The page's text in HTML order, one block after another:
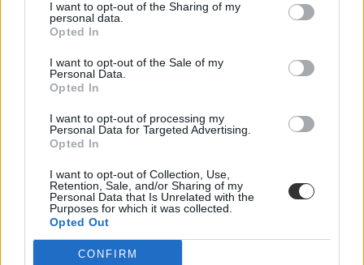
I want to opt-out of the Sharing of my
personal data.
Opted In
I want to opt-out of the Sale of my
Personal Data.
Opted In
I want to opt-out of processing my
Personal Data for Targeted Advertising.
Opted In
I want to opt-out of Collection, Use,
Retention, Sale, and/or Sharing of my
Personal Data that Is Unrelated with the
Purposes for which it was collected.
Opted Out
CONFIRM